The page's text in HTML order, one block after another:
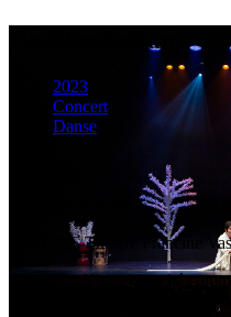
DaeHanSaRam
2023
Concert
Danse
NANTES Théâtre Francine
Seongeun Kim a cherché